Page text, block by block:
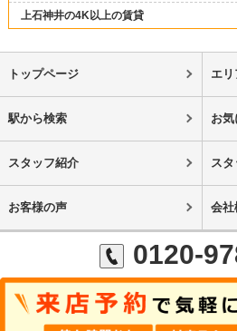
上石神井の4K以上の賃貸
トップページ エ
駅から検索 お
スタッフ紹介 ス
お客様の声 会社
0120-